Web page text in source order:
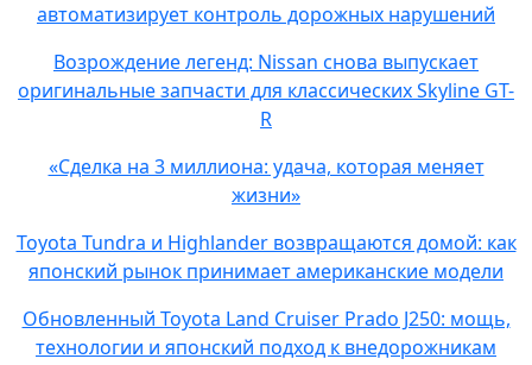
автоматизирует контроль дорожных нарушений
Возрождение легенд: Nissan снова выпускает
оригинальные запчасти для классических Skyline GT-
R
«Сделка на 3 миллиона: удача, которая меняет
жизни»
Toyota Tundra и Highlander возвращаются домой: как
японский рынок принимает американские модели
Обновленный Toyota Land Cruiser Prado J250: мощь,
технологии и японский подход к внедорожникам